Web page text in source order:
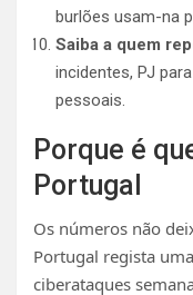
burlões usam-na
Saiba a quem
incidentes, PJ
pessoais.
Porque é
Portugal
Os números não
Portugal regista
ciberataques